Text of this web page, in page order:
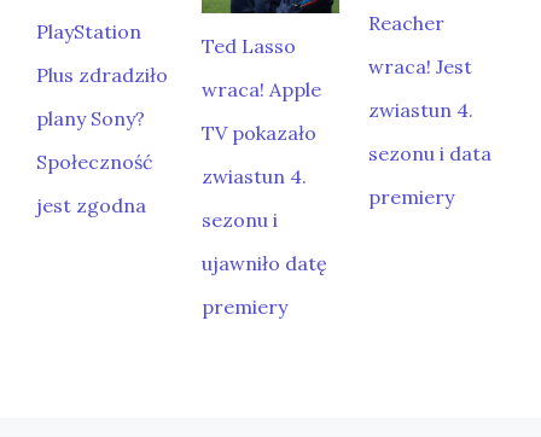
PlayStation
Plus zdradziło
plany Sony?
Społeczność
jest zgodna
Ted Lasso
wraca! Apple
TV pokazało
zwiastun 4.
sezonu i
ujawniło datę
premiery
Reacher
wraca! Jest
zwiastun 4.
sezonu i data
premiery